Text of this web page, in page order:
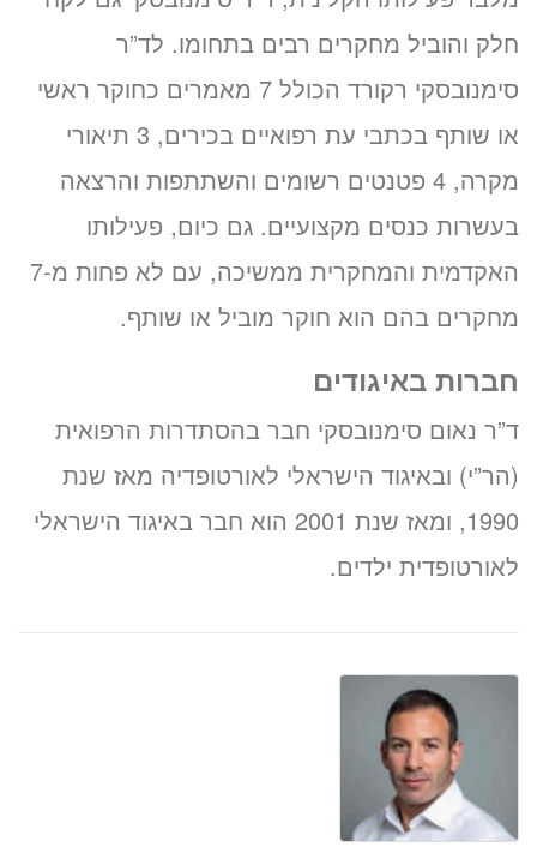
חלק והוביל מחקרים רבים בתחומו. לד”ר
סימנובסקי רקורד הכולל 7 מאמרים כחוקר ראשי
או שותף בכתבי עת רפואיים בכירים, 3 תיאורי
מקרה, 4 פטנטים רשומים והשתתפות והרצאה
בעשרות כנסים מקצועיים. גם כיום, פעילותו
האקדמית והמחקרית ממשיכה, עם לא פחות מ-7
מחקרים בהם הוא חוקר מוביל או שותף.
חברות באיגודים
ד”ר נאום סימנובסקי חבר בהסתדרות הרפואית
(הר”י) ובאיגוד הישראלי לאורטופדיה מאז שנת
1990, ומאז שנת 2001 הוא חבר באיגוד הישראלי
לאורטופדית ילדים.